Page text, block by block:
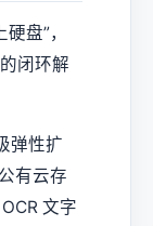
盘”，
闭环解
弹性扩
有云存
文字